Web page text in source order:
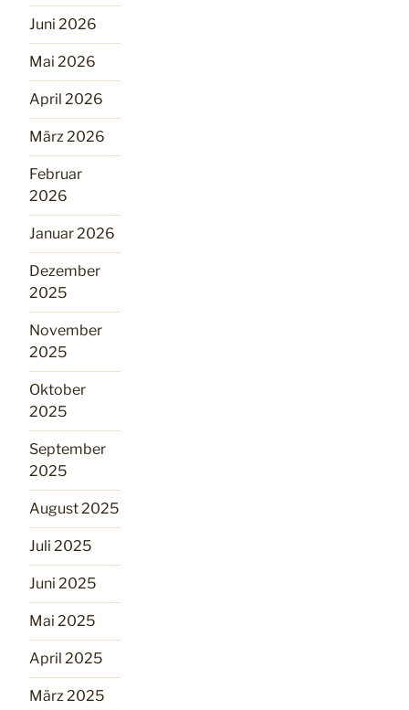
Juni 2026
Mai 2026
April 2026
März 2026
Februar
2026
Januar 2026
Dezember
2025
November
2025
Oktober
2025
September
2025
August 2025
Juli 2025
Juni 2025
Mai 2025
April 2025
März 2025